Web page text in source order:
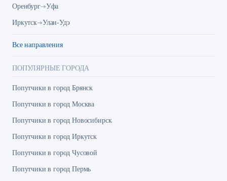
Оренбург Уфа
Иркутск Улан-Удэ
Все направления
ПОПУЛЯРНЫЕ ГОРОДА
Попутчики в город Брянск
Попутчики в город Москва
Попутчики в город Новосибирск
Попутчики в город Иркутск
Попутчики в город Чусовой
Попутчики в город Пермь